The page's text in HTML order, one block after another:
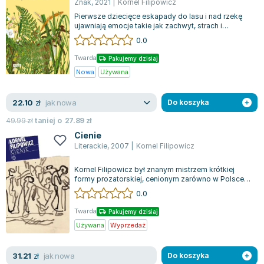
Zygmunt Freud
Agata Passent
Michel Moran
Maciej Orłoś
Jo Nesbo
Antoine de Saint Exupery
Lew Tołstoj
Mark Twain
Marcin Meller
Paulina Młynarska
ks. Piotr Pawlukiewicz
Jarosław Sokołowski
Piotr Latocha
Michael Scott
Jarosław Iwaszkiewicz
Znak, 2021
Kornel Filipowicz
Pierwsze dziecięce eskapady do lasu i nad rzekę
ujawniają emocje takie jak zachwyt, strach i
curiositas nad migoczącymi odcieniami...
0.0
Twarda Pakujemy dzisiaj
Nowa Używana
22.10 zł jak nowa
49.99złtaniej o 27.89 zł
Do koszyka
Cienie
Literackie, 2007 Kornel Filipowicz
Kornel Filipowicz był znanym mistrzem krótkiej
formy prozatorskiej, cenionym zarówno w Polsce,
jak i za granicą, szczególnie w kra...
0.0
Twarda Pakujemy dzisiaj
Używana Wyprzedaż
31.21 zł jak nowa Do koszyka